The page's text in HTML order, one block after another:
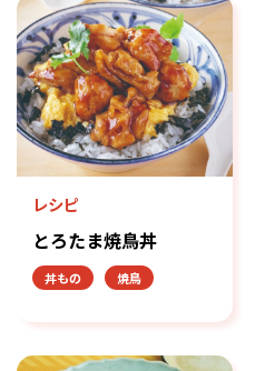
レシピ
とろたま焼鳥丼
丼もの 焼鳥